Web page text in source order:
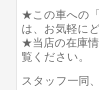
★この車への
は、お気軽に
★当店の在庫
覧ください。
スタッフ一同